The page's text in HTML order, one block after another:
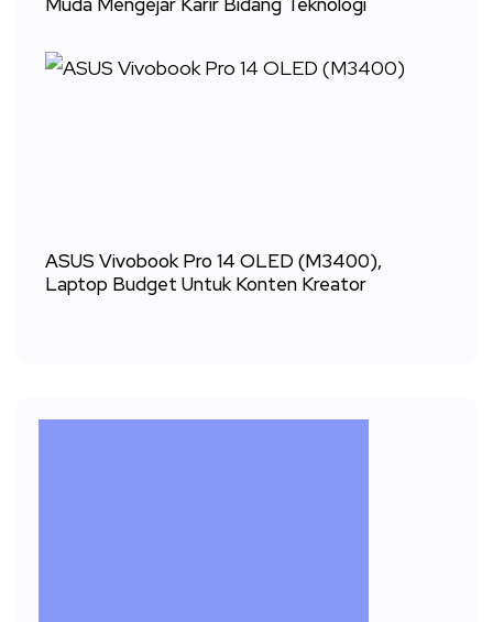
ASUS Vivobook Pro 14 OLED (M3400),
Laptop Budget Untuk Konten Kreator